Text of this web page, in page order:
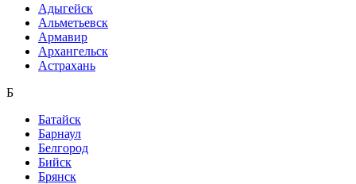
Адыгейск
Альметьевск
Армавир
Архангельск
Астрахань
Б
Батайск
Барнаул
Белгород
Бийск
Брянск